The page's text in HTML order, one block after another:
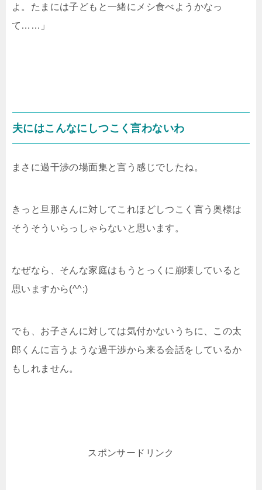
よ。たまには子どもと一緒にメシ食べようかなっ
て……」
夫にはこんなにしつこく言わないわ
まさに過干渉の場面集と言う感じでしたね。
きっと旦那さんに対してこれほどしつこく言う奥様は
そうそういらっしゃらないと思います。
なぜなら、そんな家庭はもうとっくに崩壊していると
思いますから(^^;)
でも、お子さんに対しては気付かないうちに、この太
郎くんに言うような過干渉から来る会話をしているか
もしれません。
スポンサードリンク